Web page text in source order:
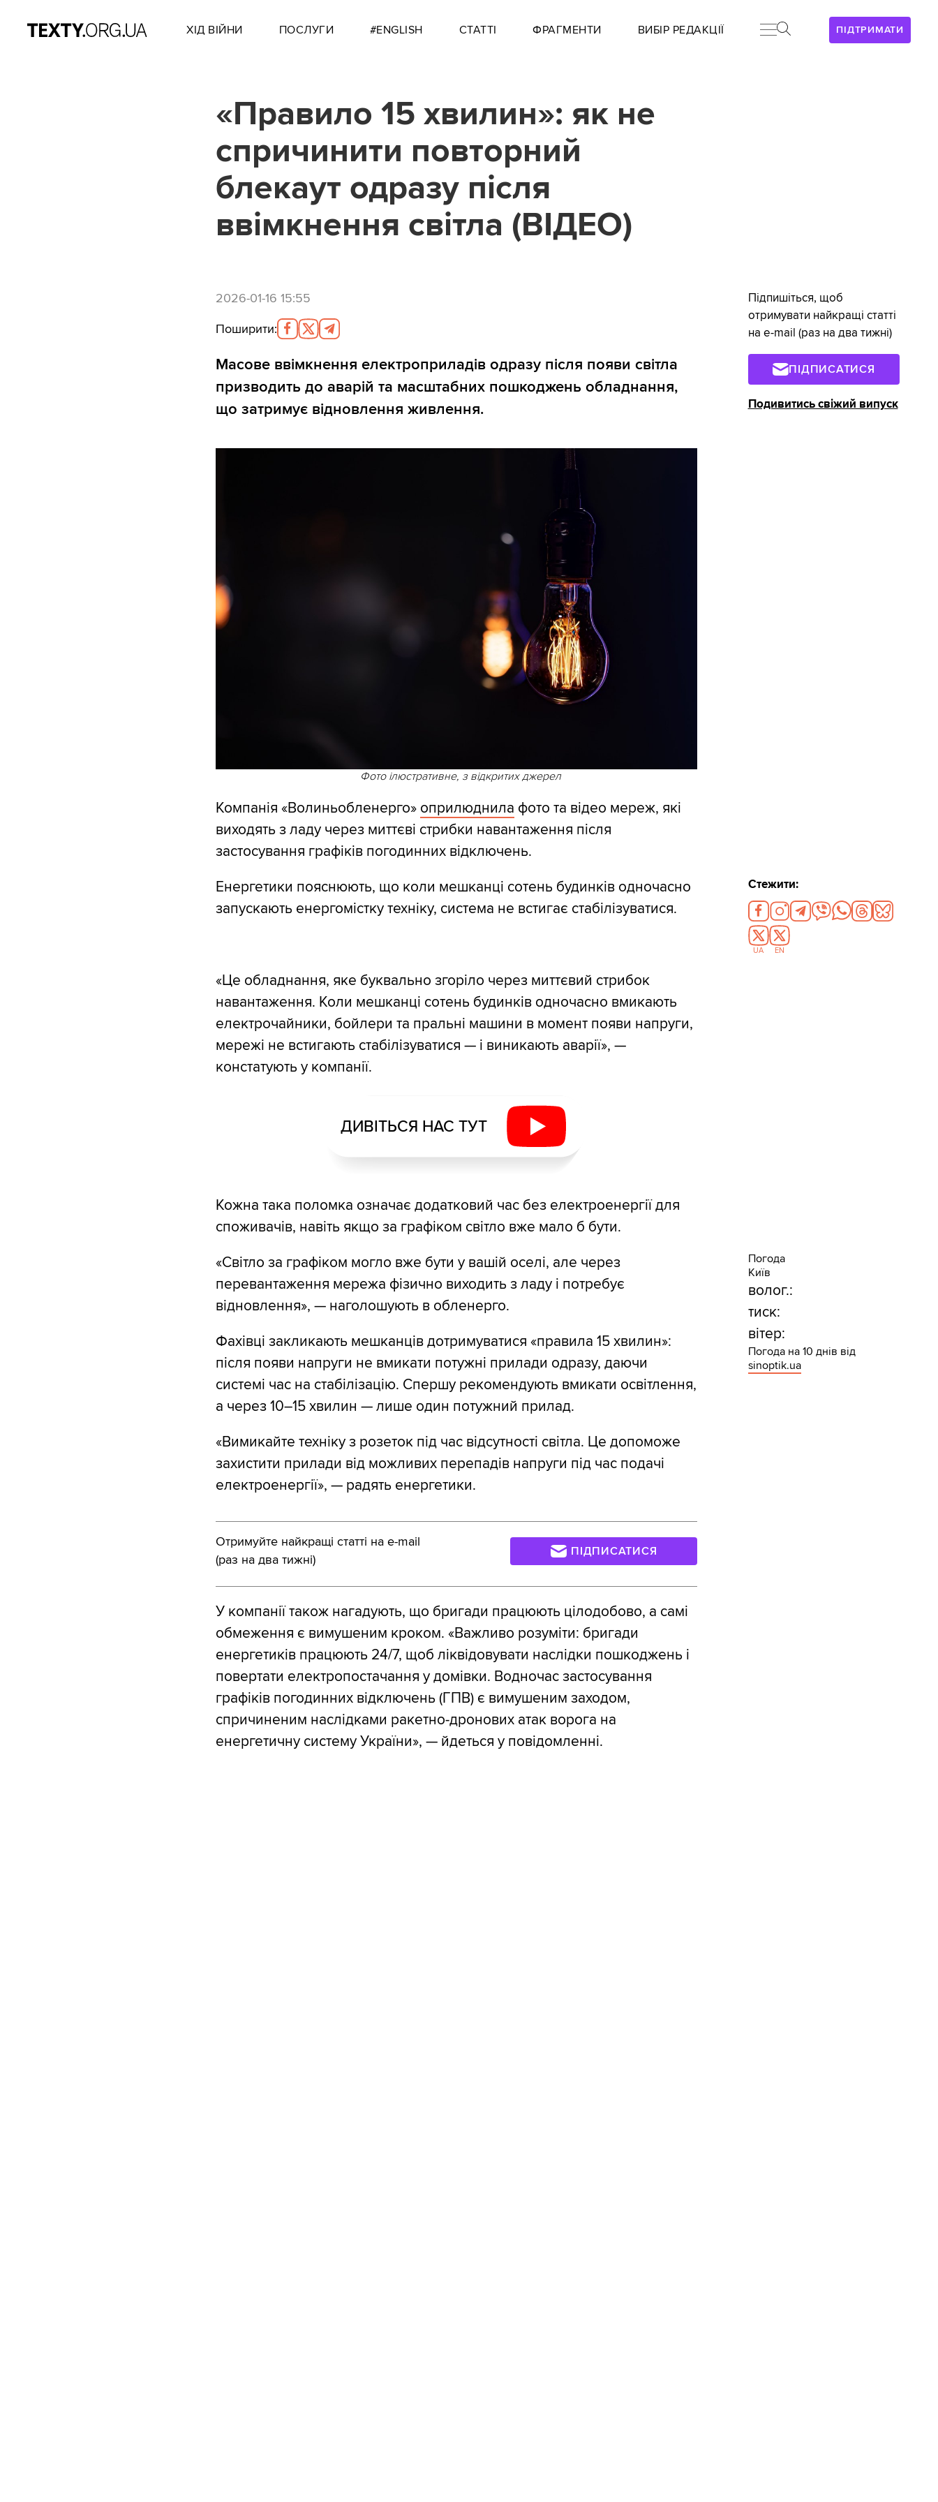
ПІДТРИМАТИ
ХІД ВІЙНИ ПОСЛУГИ #ENGLISH СТАТТІ ФРАГМЕНТИ ВИБІР РЕДАКЦІЇ
«Правило 15 хвилин»: як не
спричинити повторний
блекаут одразу після
ввімкнення світла (ВІДЕО)
2026-01-16 15:55
Поширити:
Масове ввімкнення електроприладів одразу після появи світла
призводить до аварій та масштабних пошкоджень обладнання,
що затримує відновлення живлення.
Фото ілюстративне, з відкритих джерел
Компанія «Волиньобленерго» оприлюднила фото та відео мереж, які
виходять з ладу через миттєві стрибки навантаження після
застосування графіків погодинних відключень.
Енергетики пояснюють, що коли мешканці сотень будинків одночасно
запускають енергомістку техніку, система не встигає стабілізуватися.
«Це обладнання, яке буквально згоріло через миттєвий стрибок
навантаження. Коли мешканці сотень будинків одночасно вмикають
електрочайники, бойлери та пральні машини в момент появи напруги,
мережі не встигають стабілізуватися — і виникають аварії», —
констатують у компанії.
ДИВІТЬСЯ НАС ТУТ
Кожна така поломка означає додатковий час без електроенергії для
споживачів, навіть якщо за графіком світло вже мало б бути.
«Світло за графіком могло вже бути у вашій оселі, але через
перевантаження мережа фізично виходить з ладу і потребує
відновлення», — наголошують в обленерго.
Фахівці закликають мешканців дотримуватися «правила 15 хвилин»:
після появи напруги не вмикати потужні прилади одразу, даючи
системі час на стабілізацію. Спершу рекомендують вмикати освітлення,
а через 10–15 хвилин — лише один потужний прилад.
«Вимикайте техніку з розеток під час відсутності світла. Це допоможе
захистити прилади від можливих перепадів напруги під час подачі
електроенергії», — радять енергетики.
Отримуйте найкращі статті на e-mail
(раз на два тижні)
ПІДПИСАТИСЯ
У компанії також нагадують, що бригади працюють цілодобово, а самі
обмеження є вимушеним кроком. «Важливо розуміти: бригади
енергетиків працюють 24/7, щоб ліквідовувати наслідки пошкоджень і
повертати електропостачання у домівки. Водночас застосування
графіків погодинних відключень (ГПВ) є вимушеним заходом,
спричиненим наслідками ракетно-дронових атак ворога на
енергетичну систему України», — йдеться у повідомленні.
Підпишіться, щоб
отримувати найкращі статті
на e-mail (раз на два тижні)
ПІДПИСАТИСЯ
Подивитись свіжий випуск
Стежити:
UA EN
Погода
Київ
волог.:
тиск:
вітер:
Погода на 10 днів від
sinoptik.ua